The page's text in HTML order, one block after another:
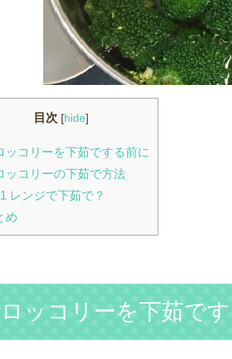
目次 [hide]
ッコリーを下茹でする前に
ッコリーの下茹で方法
レンジで下茹で？
め
ッコリーを下茹で